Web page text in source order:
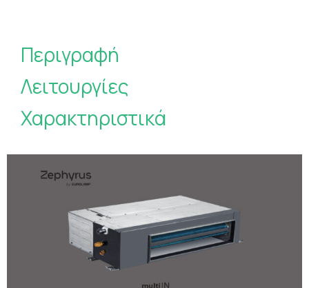
Περιγραφή
Λειτουργίες
Χαρακτηριστικά